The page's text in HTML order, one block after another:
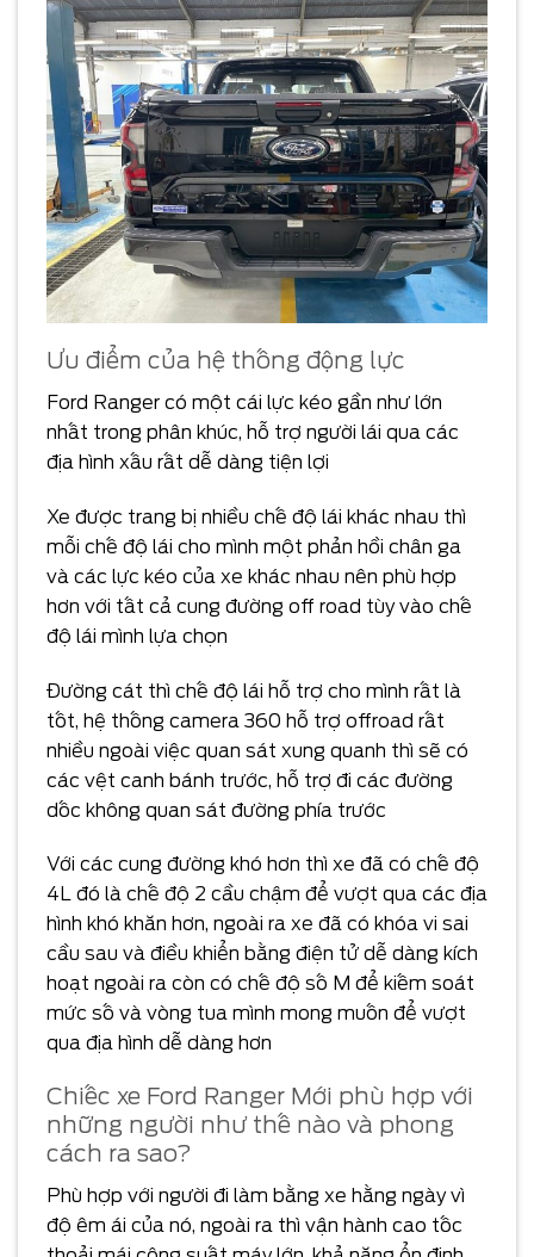
Ưu điểm của hệ thống động lực
Ford Ranger có một cái lực kéo gần như lớn
nhất trong phân khúc, hỗ trợ người lái qua các
địa hình xấu rất dễ dàng tiện lợi
Xe được trang bị nhiều chế độ lái khác nhau thì
mỗi chế độ lái cho mình một phản hồi chân ga
và các lực kéo của xe khác nhau nên phù hợp
hơn với tất cả cung đường off road tùy vào chế
độ lái mình lựa chọn
Đường cát thì chế độ lái hỗ trợ cho mình rất là
tốt, hệ thống camera 360 hỗ trợ offroad rất
nhiều ngoài việc quan sát xung quanh thì sẽ có
các vệt canh bánh trước, hỗ trợ đi các đường
dốc không quan sát đường phía trước
Với các cung đường khó hơn thì xe đã có chế độ
4L đó là chế độ 2 cầu chậm để vượt qua các địa
hình khó khăn hơn, ngoài ra xe đã có khóa vi sai
cầu sau và điều khiển bằng điện tử dễ dàng kích
hoạt ngoài ra còn có chế độ số M để kiếm soát
mức số và vòng tua mình mong muốn để vượt
qua địa hình dễ dàng hơn
Chiếc xe Ford Ranger Mới phù hợp với
những người như thế nào và phong
cách ra sao?
Phù hợp với người đi làm bằng xe hằng ngày vì
độ êm ái của nó, ngoài ra thì vận hành cao tốc